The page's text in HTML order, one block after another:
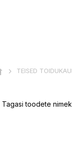
TEISED
Tagasi toodete